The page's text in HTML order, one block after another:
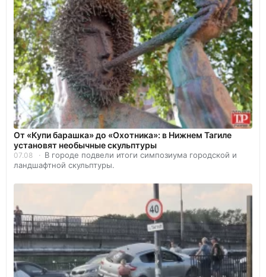
От «Купи барашка» до «Охотника»: в Нижнем Тагиле
установят необычные скульптуры
07.08
В городе подвели итоги симпозиума городской и
ландшафтной скульптуры.